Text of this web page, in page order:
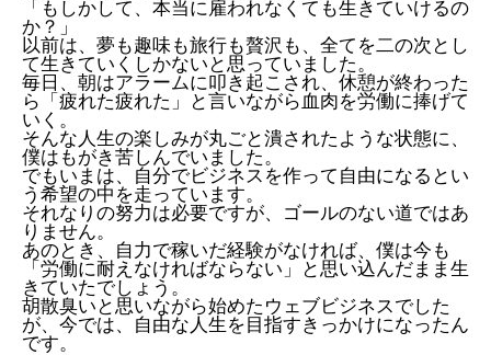
「もしかして、本当に雇われなくても生きていけるの
か？」
以前は、夢も趣味も旅行も贅沢も、全てを二の次とし
て生きていくしかないと思っていました。
毎日、朝はアラームに叩き起こされ、休憩が終わった
ら「疲れた疲れた」と言いながら血肉を労働に捧げて
いく。
そんな人生の楽しみが丸ごと潰されたような状態に、
僕はもがき苦しんでいました。
でもいまは、自分でビジネスを作って自由になるとい
う希望の中を走っています。
それなりの努力は必要ですが、ゴールのない道ではあ
りません。
あのとき、自力で稼いだ経験がなければ、僕は今も
「労働に耐えなければならない」と思い込んだまま生
きていたでしょう。
胡散臭いと思いながら始めたウェブビジネスでした
が、今では、自由な人生を目指すきっかけになったん
です。